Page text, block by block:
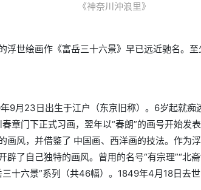
《神奈川沖浪里》
浮世绘画作《富岳三十六景》早已远近驰名。
9月23日出生于江户（东京旧称）。6岁起就痴
章门下正式习画，翌年以“春朗”的画号开始发
画风，并借鉴了 中国画、西洋画的技法。作为
了自己独特的画风。曾用的名号“有宗理”“北斋
十六景”系列（共46幅）。1849年4月18日去世